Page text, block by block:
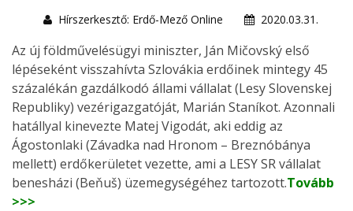
Hírszerkesztő: Erdő-Mező Online
2020.03.31.
Az új földművelésügyi miniszter, Ján Mičovský első
lépéseként visszahívta Szlovákia erdőinek mintegy 45
százalékán gazdálkodó állami vállalat (Lesy Slovenskej
Republiky) vezérigazgatóját, Marián Staníkot. Azonnali
hatállyal kinevezte Matej Vigodát, aki eddig az
Ágostonlaki (Závadka nad Hronom – Breznóbánya
mellett) erdőkerületet vezette, ami a LESY SR vállalat
benesházi (Beňuš) üzemegységéhez tartozott.Tovább
>>>